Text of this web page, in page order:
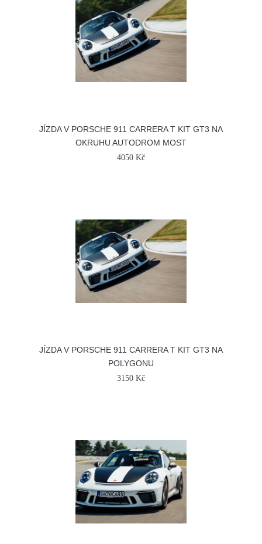
JÍZDA V PORSCHE 911 CARRERA T KIT GT3 NA
OKRUHU AUTODROM MOST
4050 Kč
JÍZDA V PORSCHE 911 CARRERA T KIT GT3 NA
POLYGONU
3150 Kč